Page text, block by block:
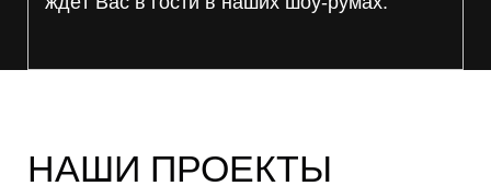
НАШИ ПРОЕКТЫ